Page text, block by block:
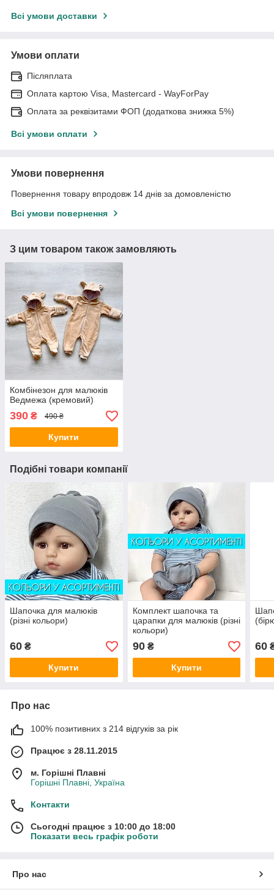
Всі умови доставки
Умови оплати
Післяплата
Оплата картою Visa, Mastercard - WayForPay
Оплата за реквізитами ФОП (додаткова знижка 5%)
Всі умови оплати
Умови повернення
Повернення товару впродовж 14 днів за домовленістю
Всі умови повернення
З цим товаром також замовляють
Комбінезон для малюків
Ведмежа (кремовий)
390 ₴ 490 ₴
Купити
Подібні товари компанії
Шапочка для малюків
(різні кольори)
60 ₴
Купити
Комплект шапочка та
царапки для малюків (різні
кольори)
90₴
Купити
60
Про нас
100% позитивних з 214 відгуків за рік
Працює з 28.11.2015
м. Горішні Плавні
Горішні Плавні, Україна
Контакти
Сьогодні працює з 10:00 до 18:00
Показати весь графік роботи
Про нас